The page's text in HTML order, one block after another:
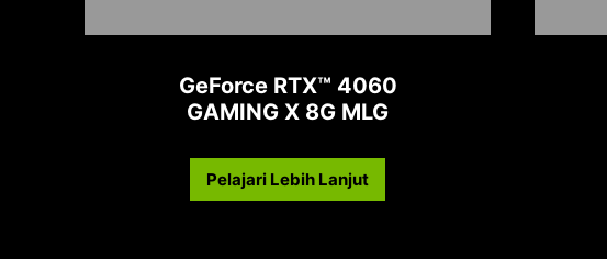
GeForce RTX™ 4060
GAMING X 8G MLG
Pelajari Lebih Lanjut